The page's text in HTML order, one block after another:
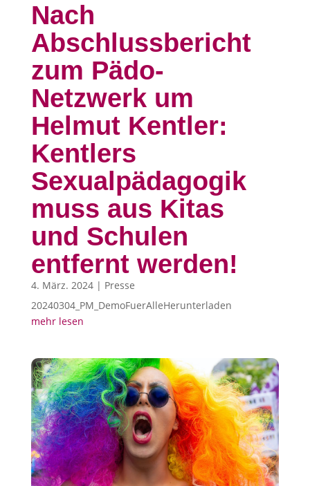
Nach
Abschlussbericht
zum Pädo-
Netzwerk um
Helmut Kentler:
Kentlers
Sexualpädagogik
muss aus Kitas
und Schulen
entfernt werden!
4. März. 2024| Presse
20240304_PM_DemoFuerAlleHerunterladen
mehr lesen